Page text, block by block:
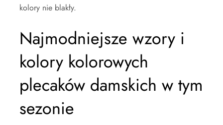
kolory nie blakły.
Najmodniejsze wzory i
kolory kolorowych
plecaków damskich w tym
sezonie